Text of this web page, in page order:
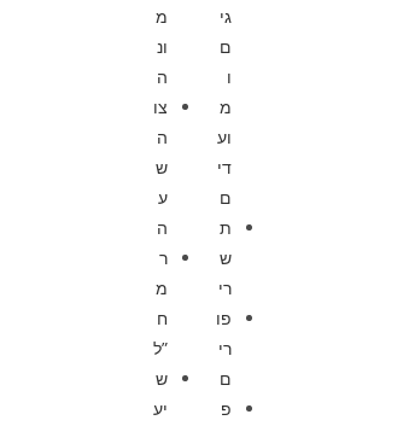
גי
ם
ו
מ
וע
די
ם
ת
ש
רי
פו
רי
ם
פ
מ
ונ
ה
צו
ה
ש
ע
ה
ר
מ
ח
”ל
ש
יע